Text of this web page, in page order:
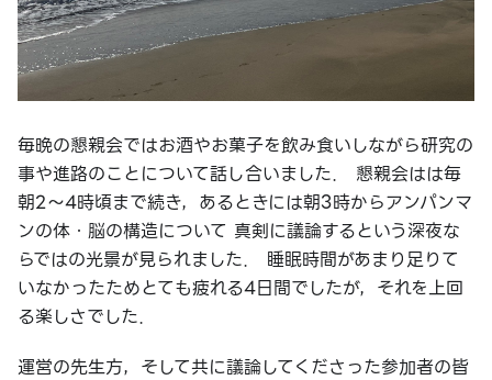
毎晩の懇親会ではお酒やお菓子を飲み食いしながら研究の
事や進路のことについて話し合いました． 懇親会はは毎
朝2～4時頃まで続き，あるときには朝3時からアンパンマ
ンの体・脳の構造について 真剣に議論するという深夜な
らではの光景が見られました． 睡眠時間があまり足りて
いなかったためとても疲れる4日間でしたが，それを上回
る楽しさでした．
運営の先生方，そして共に議論してくださった参加者の皆